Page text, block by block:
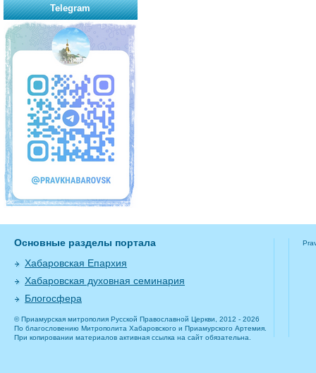
Telegram
Основные разделы портала
Хабаровская Епархия
Хабаровская духовная семинария
Блогосфера
© Приамурская митрополия Русской Православной Церкви, 2012 - 2026
По благословению Митрополита Хабаровского и Приамурского Артемия.
При копировании материалов активная ссылка на сайт обязательна.